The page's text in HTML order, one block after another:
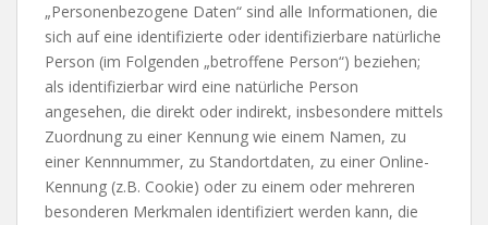
„Personenbezogene Daten“ sind alle Informationen, die
sich auf eine identifizierte oder identifizierbare natürliche
Person (im Folgenden „betroffene Person“) beziehen;
als identifizierbar wird eine natürliche Person
angesehen, die direkt oder indirekt, insbesondere mittels
Zuordnung zu einer Kennung wie einem Namen, zu
einer Kennnummer, zu Standortdaten, zu einer Online-
Kennung (z.B. Cookie) oder zu einem oder mehreren
besonderen Merkmalen identifiziert werden kann, die